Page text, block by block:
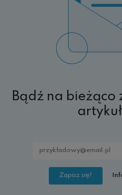
Bądź na bieżąco